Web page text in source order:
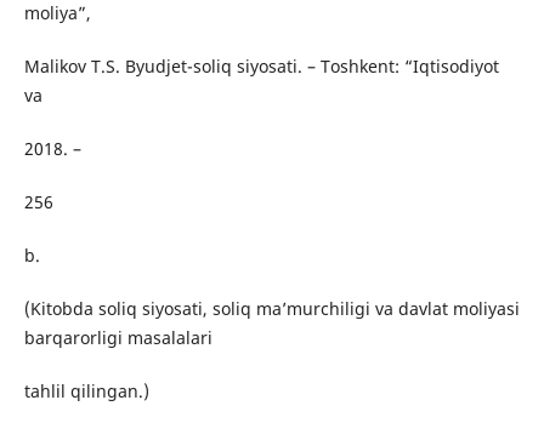
moliya”,
Malikov T.S. Byudjet-soliq siyosati. – Toshkent: “Iqtisodiyot
va
2018. –
256
b.
(Kitobda soliq siyosati, soliq ma’murchiligi va davlat moliyasi
barqarorligi masalalari
tahlil qilingan.)